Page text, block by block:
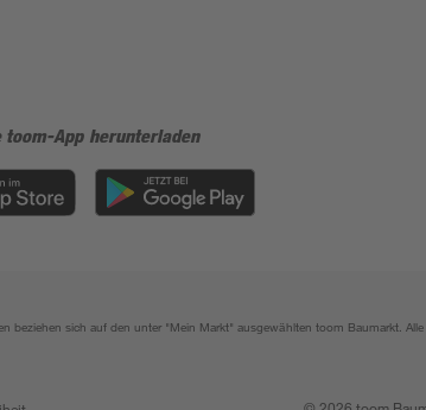
toom-App herunterladen
beziehen sich auf den unter "Mein Markt" ausgewählten toom Baumarkt.